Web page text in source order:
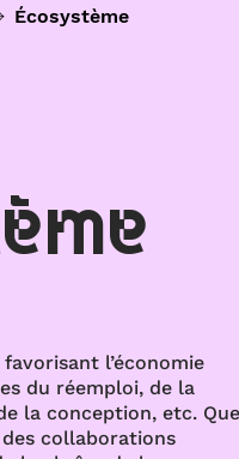
Écosystème
l’économie
du réemploi, de la
la conception, etc.
collaborations